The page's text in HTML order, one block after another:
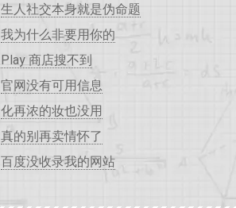
生人社交本身就是伪命题
我为什么非要用你的
Play 商店搜不到
官网没有可用信息
化再浓的妆也没用
真的别再卖情怀了
百度没收录我的网站